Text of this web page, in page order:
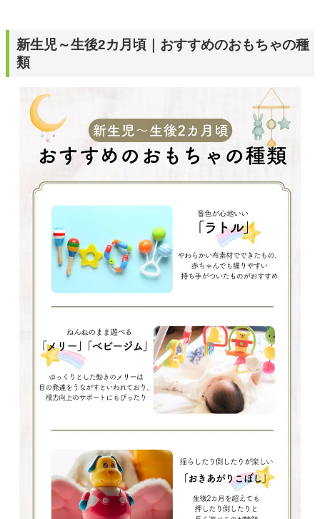
新生児～生後2カ月頃｜おすすめのおもちゃの種
類